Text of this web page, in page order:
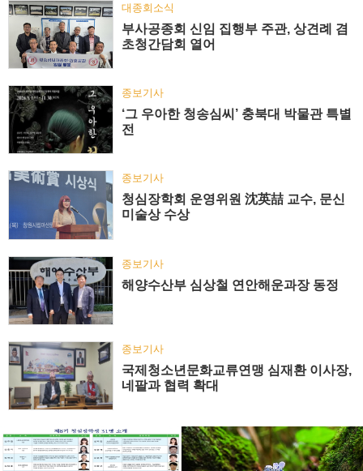
대종회소식
부사공종회 신임 집행부 주관, 상견례 겸
초청간담회 열어
종보기사
‘그 우아한 청송심씨’ 충북대 박물관 특별
전
종보기사
청심장학회 운영위원 沈英喆 교수, 문신
미술상 수상
종보기사
해양수산부 심상철 연안해운과장 동정
종보기사
국제청소년문화교류연맹 심재환 이사장,
네팔과 협력 확대